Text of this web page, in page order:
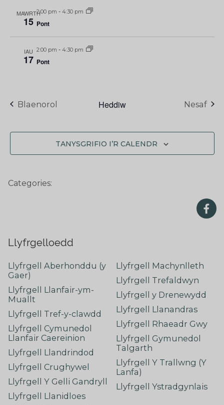
MAWRTH
15
2:00 pm - 4:30 pm
Pont
IAU
17
2:00 pm - 4:30 pm
Pont
Blaenorol Digwyddiadau
Heddiw Nesaf
TANYSGRIFIO I’R CALENDR
Categories:
Llyfrgelloedd
Llyfrgell Aberhonddu (y
Gaer)
Llyfrgell Llanfair-ym-
Muallt
Llyfrgell Tref-y-clawdd
Llyfrgell Cymunedol
Llanfair Caereinion
Llyfrgell Llandrindod
Llyfrgell Crughywel
Llyfrgell Y Gelli Gandryll
Llyfrgell Llanidloes
Llyfrgell Machynlleth
Llyfrgell Trefaldwyn
Llyfrgell y Drenewydd
Llyfrgell Llanandras
Llyfrgell Rhaeadr Gwy
Llyfrgell Gymunedol
Talgarth
Llyfrgell Y Trallwng (Y
Lanfa)
Llyfrgell Ystradgynlais